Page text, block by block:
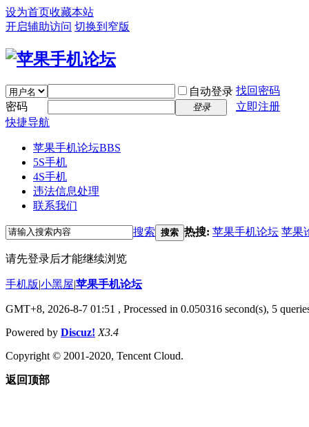
设为首页收藏本站
开启辅助访问 切换到窄版
自动登录 找回密码
密码
登录
立即注册
快捷导航
苹果手机论坛BBS
5S手机
4S手机
违法信息处理
联系我们
搜索 搜索 热搜: 苹果手机论坛 苹果
请先登录后才能继续浏览
手机版|小黑屋|苹果手机论坛
GMT+8, 2026-8-7 01:51 , Processed in 0.050316 second(s), 5
Powered by Discuz! X3.4
Copyright © 2001-2020, Tencent Cloud.
返回顶部